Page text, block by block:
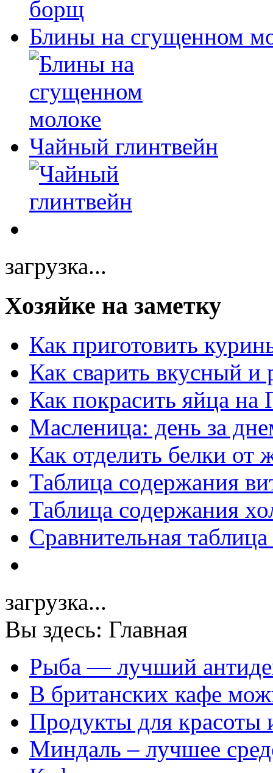
Блины на сгущенном
Чайный глинтвейн
загрузка...
Хозяйке на заметку
Как приготовить
Как сварить вкусный и
Как покрасить яйца на
Масленица: день за
Как отделить белки от
Таблица содержания
Таблица содержания
Сравнительная
загрузка...
Вы здесь: Главная
Рыба — лучший
В британских кафе
Продукты для красоты
Миндаль – лучшее